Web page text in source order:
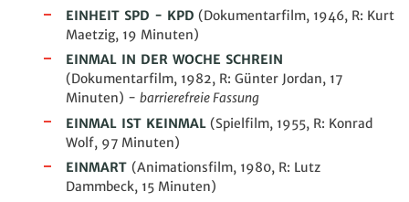
EINHEIT SPD - KPD (Dokumentarfilm, 1946, R: Kurt
Maetzig, 19 Minuten)
EINMAL IN DER WOCHE SCHREIN
(Dokumentarfilm, 1982, R: Günter Jordan, 17
Minuten) - barrierefreie Fassung
EINMAL IST KEINMAL (Spielfilm, 1955, R: Konrad
Wolf, 97 Minuten)
EINMART (Animationsfilm, 1980, R: Lutz
Dammbeck, 15 Minuten)